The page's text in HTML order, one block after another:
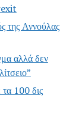
της Αννούλας
αλλά δεν
100 δις